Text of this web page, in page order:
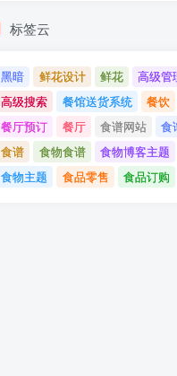
标签云
黑暗 鲜花设计 鲜花
高级管
高级搜索
餐馆送货系统 餐饮
餐厅预订
餐厅 食谱网站
食
食谱
食物食谱 食物博客主题
食物主题
食品零售 食品订购